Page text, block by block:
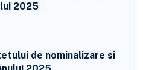
2025
de nominalizare si